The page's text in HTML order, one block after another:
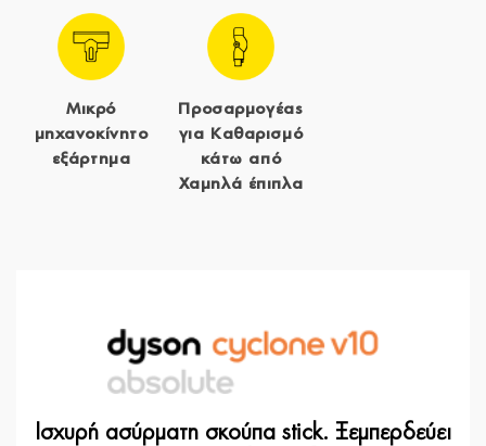
Μικρό
μηχανοκίνητο
εξάρτημα
Προσαρμογέας
για Καθαρισμό
κάτω από
Χαμηλά έπιπλα
Ισχυρή ασύρματη σκούπα stick. Ξεμπερδεύει